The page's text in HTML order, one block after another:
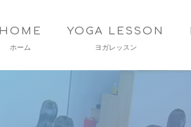
HOME YOGA LESSON